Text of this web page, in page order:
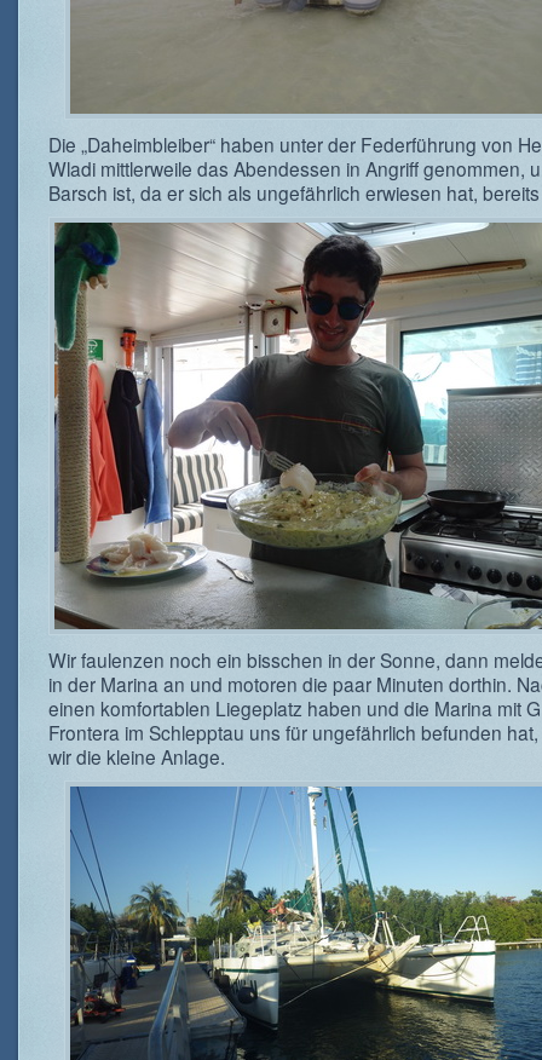
Die „Daheimbleiber“ haben unter der Federführung von
Wladi mittlerweile das Abendessen in Angriff genommen,
Barsch ist, da er sich als ungefährlich erwiesen hat,
Wir faulenzen noch ein bisschen in der Sonne, dann
in der Marina an und motoren die paar Minuten dorthin.
einen komfortablen Liegeplatz haben und die Marina mit
Frontera im Schlepptau uns für ungefährlich befunden
wir die kleine Anlage.